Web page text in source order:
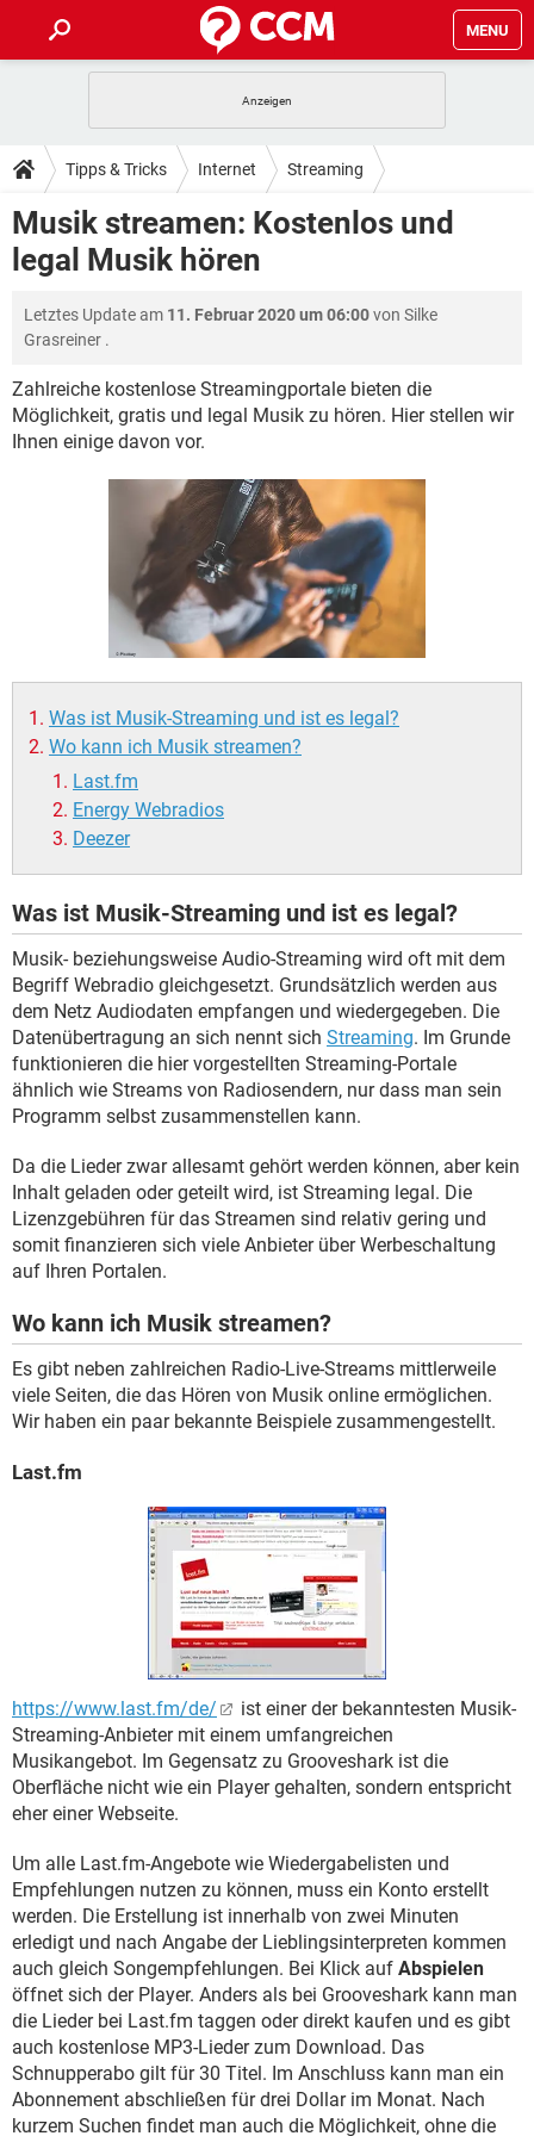
MENU
ANDROID IOS
WINDOWS 10 INSTAGRAM
WHATSAPP
TIPPS & TRICKS
SPIELE
ANDROID IOS
WINDOWS 10
WHATSAPP TIKTOK
DOWNLOADS
SPIELE
WINDOWS 10
WHATSAPP TIKTOK
FACEBOOK HARDWARE
FORUM
SPIELE STREAMING
WINDOWS 10 INSTAGRAM
WHATSAPP
HARDWARE
LEXIKON
SPIELE STREAMING
ANDROID IOS
TIKTOK
HARDWARE
Tipps & Tricks Internet Streaming
Musik streamen: Kostenlos und
legal Musik hören
Letztes Update am 11. Februar 2020 um 06:00von Silke
Grasreiner .
Zahlreiche kostenlose Streamingportale bieten die
Möglichkeit, gratis und legal Musik zu hören. Hier stellen wir
Ihnen einige davon vor.
Was ist Musik-Streaming und ist es legal?
Wo kann ich Musik streamen?
Last.fm
Energy Webradios
Deezer
Was ist Musik-Streaming und ist es legal?
Musik- beziehungsweise Audio-Streaming wird oft mit dem
Begriff Webradio gleichgesetzt. Grundsätzlich werden aus
dem Netz Audiodaten empfangen und wiedergegeben. Die
Datenübertragung an sich nennt sich Streaming. Im Grunde
funktionieren die hier vorgestellten Streaming-Portale
ähnlich wie Streams von Radiosendern, nur dass man sein
Programm selbst zusammenstellen kann.
Da die Lieder zwar allesamt gehört werden können, aber kein
Inhalt geladen oder geteilt wird, ist Streaming legal. Die
Lizenzgebühren für das Streamen sind relativ gering und
somit finanzieren sich viele Anbieter über Werbeschaltung
auf Ihren Portalen.
Wo kann ich Musik streamen?
Es gibt neben zahlreichen Radio-Live-Streams mittlerweile
viele Seiten, die das Hören von Musik online ermöglichen.
Wir haben ein paar bekannte Beispiele zusammengestellt.
Last.fm
https://www.last.fm/de/
ist einer der bekanntesten Musik-
Streaming-Anbieter mit einem umfangreichen
Musikangebot. Im Gegensatz zu Grooveshark ist die
Oberfläche nicht wie ein Player gehalten, sondern entspricht
eher einer Webseite.
Um alle Last.fm-Angebote wie Wiedergabelisten und
Empfehlungen nutzen zu können, muss ein Konto erstellt
werden. Die Erstellung ist innerhalb von zwei Minuten
erledigt und nach Angabe der Lieblingsinterpreten kommen
auch gleich Songempfehlungen. Bei Klick auf Abspielen
öffnet sich der Player. Anders als bei Grooveshark kann man
die Lieder bei Last.fm taggen oder direkt kaufen und es gibt
auch kostenlose MP3-Lieder zum Download. Das
Schnupperabo gilt für 30 Titel. Im Anschluss kann man ein
Abonnement abschließen für drei Dollar im Monat. Nach
kurzem Suchen findet man auch die Möglichkeit, ohne die